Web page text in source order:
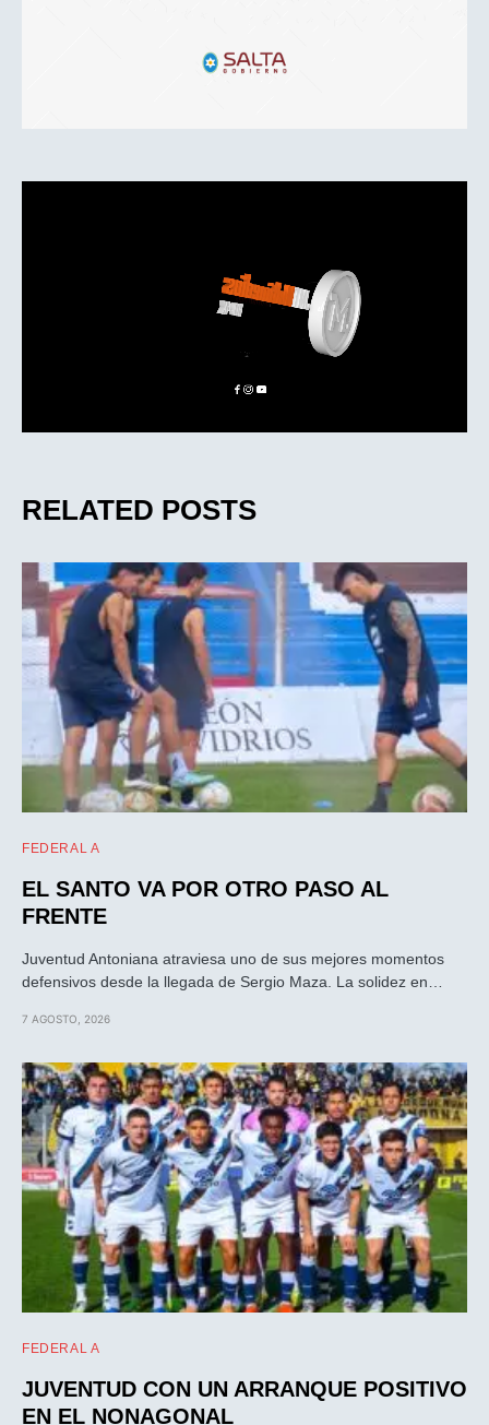
RELATED POSTS
FEDERAL A
EL SANTO VA POR OTRO PASO AL
FRENTE
Juventud Antoniana atraviesa uno de sus mejores momentos
defensivos desde la llegada de Sergio Maza. La solidez en…
7 AGOSTO, 2026
FEDERAL A
JUVENTUD CON UN ARRANQUE POSITIVO
EN EL NONAGONAL